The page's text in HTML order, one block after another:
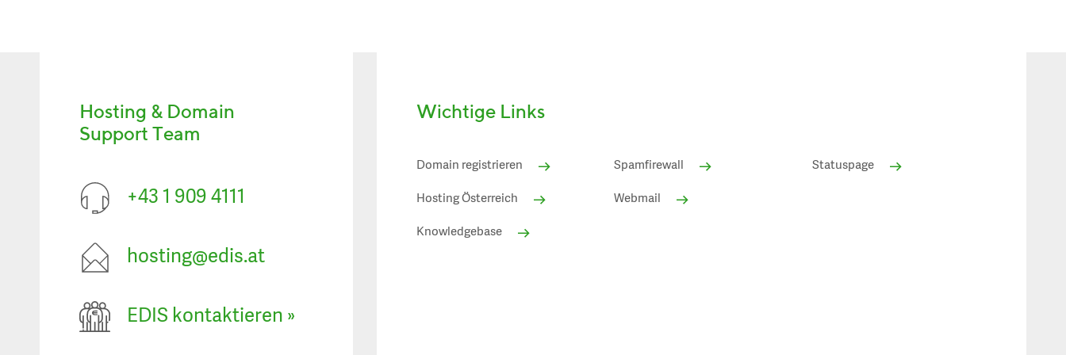
Hosting & Domain
Support Team
+43 1 909 4111
hosting@edis.at
EDIS kontaktieren »
Wichtige Links
Domain registrieren
Hosting Österreich
Knowledgebase
Spamfirewall
Webmail
Statuspage